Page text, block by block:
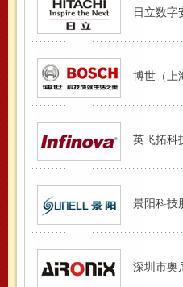
日立数字
博世（上
英飞拓科
景阳科技
深圳市奥